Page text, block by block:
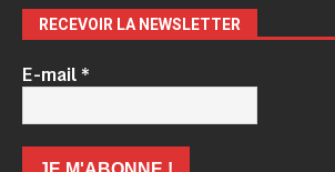
RECEVOIR LA NEWSLETTER
E-mail*